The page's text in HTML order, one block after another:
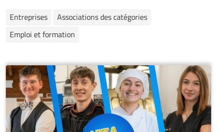
Entreprises
Associations des catégories
Emploi et formation